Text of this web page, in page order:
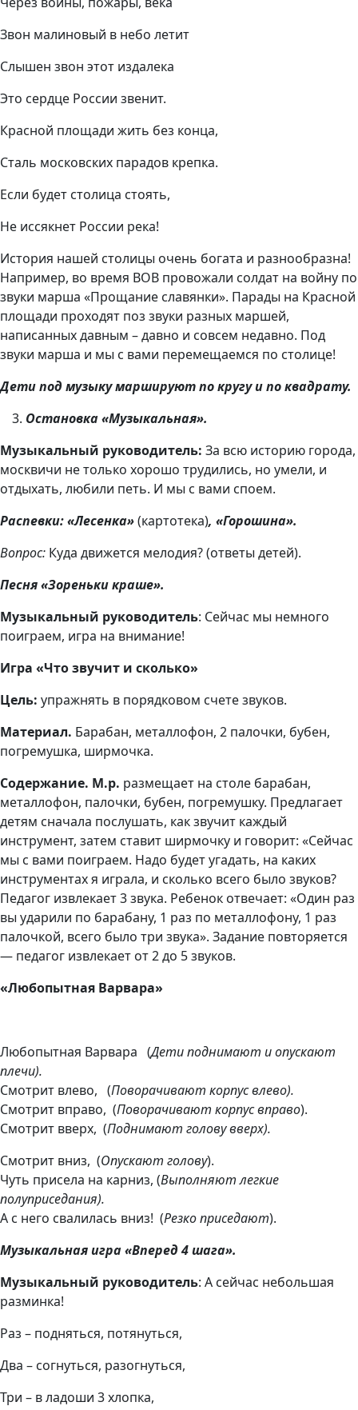
Звон малиновый в небо летит
Слышен звон этот издалека
Это сердце России звенит.
Красной площади жить без конца,
Сталь московских парадов крепка.
Если будет столица стоять,
Не иссякнет России река!
История нашей столицы очень богата и разнообразна!
Например, во время ВОВ провожали солдат на войну по
звуки марша «Прощание славянки». Парады на Красной
площади проходят поз звуки разных маршей,
написанных давным – давно и совсем недавно. Под
звуки марша и мы с вами перемещаемся по столице!
Дети под музыку маршируют по кругу и по квадрату.
Остановка «Музыкальная».
Музыкальный руководитель: За всю историю города,
москвичи не только хорошо трудились, но умели, и
отдыхать, любили петь. И мы с вами споем.
Распевки: «Лесенка»(картотека), «Горошина».
Вопрос: Куда движется мелодия? (ответы детей).
Песня «Зореньки краше».
Музыкальный руководитель: Сейчас мы немного
поиграем, игра на внимание!
Игра «Что звучит и сколько»
Цель: упражнять в порядковом счете звуков.
Материал. Барабан, металлофон, 2 палочки, бубен,
погремушка, ширмочка.
Содержание. М.р. размещает на столе барабан,
металлофон, палочки, бубен, погремушку. Предлагает
детям сначала послушать, как звучит каждый
инструмент, затем ставит ширмочку и говорит: «Сейчас
мы с вами поиграем. Надо будет угадать, на каких
инструментах я играла, и сколько всего было звуков?
Педагог извлекает 3 звука. Ребенок отвечает: «Один раз
вы ударили по барабану, 1 раз по металлофону, 1 раз
палочкой, всего было три звука». Задание повторяется
— педагог извлекает от 2 до 5 звуков.
«Любопытная Варвара»
Любопытная Варвара (Дети поднимают и опускают
плечи).
Смотрит влево, (Поворачивают корпус влево).
Смотрит вправо, (Поворачивают корпус вправо).
Смотрит вверх, (Поднимают голову вверх).
Смотрит вниз, (Опускают голову).
Чуть присела на карниз, (Выполняют легкие
полуприседания).
А с него свалилась вниз! (Резко приседают).
Музыкальная игра «Вперед 4 шага».
Музыкальный руководитель: А сейчас небольшая
разминка!
Раз – подняться, потянуться,
Два – согнуться, разогнуться,
Три – в ладоши 3 хлопка,